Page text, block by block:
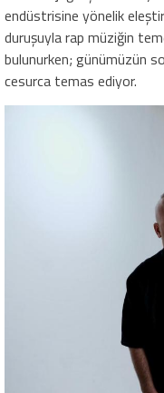
endüstrisine yönelik
duruşuyla rap müziğin
bulunurken; günümüzün
cesurca temas ediyor.